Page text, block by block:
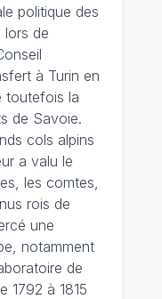
politique des
lors de
à Turin en
toutefois la
de Savoie.
cols alpins
a valu le
les comtes,
rois de
une
notamment
de
1792 à 1815